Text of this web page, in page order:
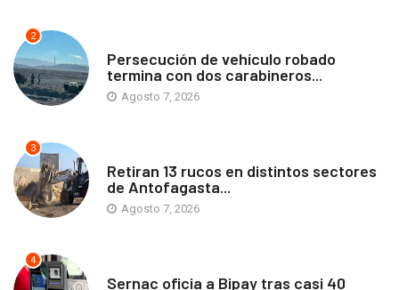
2
Persecución de vehículo robado
termina con dos carabineros...
Agosto 7, 2026
3
Retiran 13 rucos en distintos sectores
de Antofagasta...
Agosto 7, 2026
4
Sernac oficia a Bipay tras casi 40